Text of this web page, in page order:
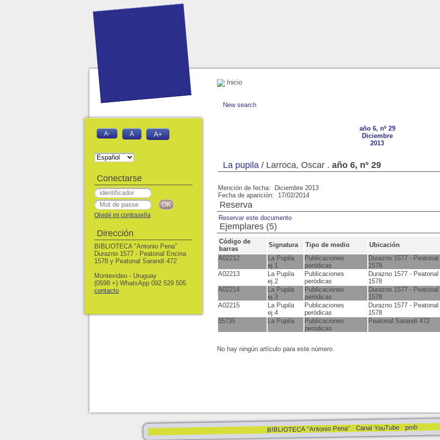
Inicio
New search
año 6, nº 29
Diciembre
2013
La pupila / Larroca, Oscar . año 6, nº 29
Mención de fecha: Diciembre 2013
Fecha de aparición: 17/02/2014
Reserva
Reservar este documento
Ejemplares (5)
Código de
barras
Signatura Tipo de medio Ubicación
A02212
La Pupila
ej.1
Publicaciones
peródicas
Durazno 1577 -
1578
A02213
La Pupila
ej.2
Publicaciones
peródicas
Durazno 1577 -
1578
A02214
La Pupila
ej.3
Publicaciones
peródicas
Durazno 1577 -
1578
A02215
La Pupila
ej.4
Publicaciones
peródicas
Durazno 1577 -
1578
05735 La Pupila
Publicaciones
peródicas
Peatonal Sarandí 472
No hay ningún artículo para este número.
BIBLIOTECA "Antonio Pena" Canal YouTube pmb
A- A A+
Conectarse
Olvidé mi contraseña
Dirección
BIBLIOTECA "Antonio Pena"
Durazno 1577 - Peatonal Encina
1578 y Peatonal Sarandí 472
Montevideo - Uruguay
(0598 +) WhatsApp 092 529 505
contacto